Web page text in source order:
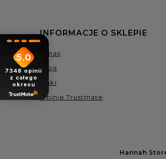
INFORMACJE O SKLEPIE
O nas
Blog
Linki
Opinie Trustmate
Hannah
5.0
7348 opinii
z całego
okresu